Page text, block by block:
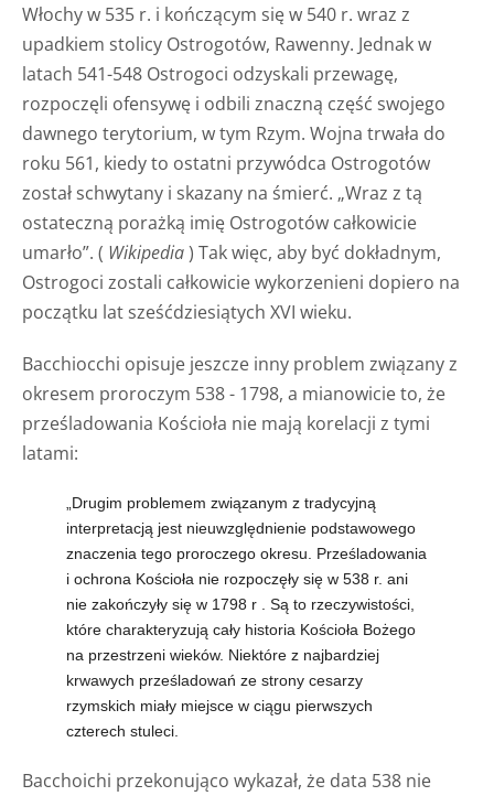
Włochy w 535 r. i kończącym się w 540 r. wraz z
upadkiem stolicy Ostrogotów, Rawenny. Jednak w
latach 541-548 Ostrogoci odzyskali przewagę,
rozpoczęli ofensywę i odbili znaczną część swojego
dawnego terytorium, w tym Rzym. Wojna trwała do
roku 561, kiedy to ostatni przywódca Ostrogotów
został schwytany i skazany na śmierć. „Wraz z tą
ostateczną porażką imię Ostrogotów całkowicie
umarło”. ( Wikipedia) Tak więc, aby być dokładnym,
Ostrogoci zostali całkowicie wykorzenieni dopiero na
początku lat sześćdziesiątych XVI wieku.
Bacchiocchi opisuje jeszcze inny problem związany z
okresem proroczym 538 - 1798, a mianowicie to, że
prześladowania Kościoła nie mają korelacji z tymi
latami:
„Drugim problemem związanym z tradycyjną
interpretacją jest nieuwzględnienie podstawowego
znaczenia tego proroczego okresu. Prześladowania
i ochrona Kościoła nie rozpoczęły się w 538 r. ani
nie zakończyły się w 1798 r . Są to rzeczywistości,
które charakteryzują cały historia Kościoła Bożego
na przestrzeni wieków. Niektóre z najbardziej
krwawych prześladowań ze strony cesarzy
rzymskich miały miejsce w ciągu pierwszych
czterech stuleci.
Bacchoichi przekonująco wykazał, że data 538 nie